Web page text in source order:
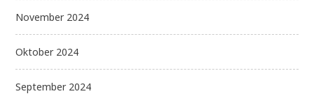
November 2024
Oktober 2024
September 2024